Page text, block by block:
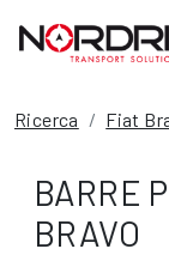
Ricerca Fiat
BARRE
BRAVO